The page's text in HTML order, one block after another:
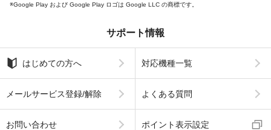
Google Play および Google Play ロゴは Google LLC の商標です。
サポート情報
はじめての方へ 対応機種一覧
メールサービス登録/解除 よくある質問
お問い合わせ ポイント表示設定